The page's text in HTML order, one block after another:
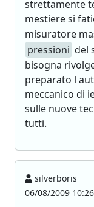
strettamente
mestiere si
misuratore
pressioni del
bisogna
preparato l
meccanico di
sulle nuove
tutti.
silverboris
06/08/2009 10:26